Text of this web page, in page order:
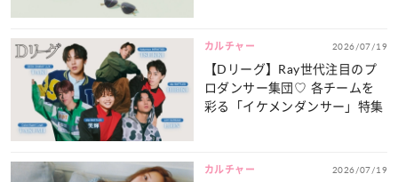
カルチャー 2026/07/19
【Dリーグ】Ray世代注目のプ
ロダンサー集団♡ 各チームを
彩る「イケメンダンサー」特集
カルチャー 2026/07/19